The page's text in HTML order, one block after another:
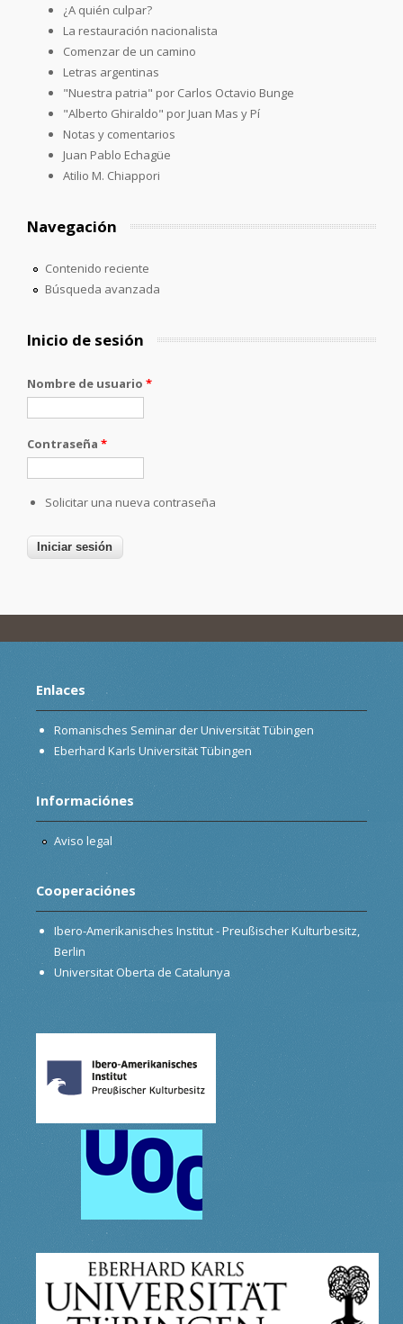
¿A quién culpar?
La restauración nacionalista
Comenzar de un camino
Letras argentinas
"Nuestra patria" por Carlos Octavio Bunge
"Alberto Ghiraldo" por Juan Mas y Pí
Notas y comentarios
Juan Pablo Echagüe
Atilio M. Chiappori
Navegación
Contenido reciente
Búsqueda avanzada
Inicio de sesión
Nombre de usuario *
Contraseña *
Solicitar una nueva contraseña
Enlaces
Romanisches Seminar der Universität Tübingen
Eberhard Karls Universität Tübingen
Informaciónes
Aviso legal
Cooperaciónes
Ibero-Amerikanisches Institut - Preußischer Kulturbesitz,
Berlin
Universitat Oberta de Catalunya